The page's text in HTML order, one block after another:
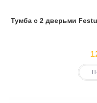
Тумба с 2 дверьми